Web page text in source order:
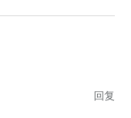
回复